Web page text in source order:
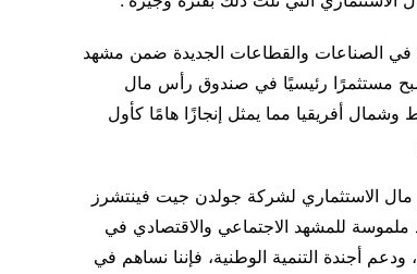
في الصناعات والقطاعات الجديدة ضمن مشهد
مستثمرًا رئيسيًا في صندوق رأس مال
أفريقيا مما يمثل إنجازًا هامًا كأول
الاستثماري لشركة جولدن جيت فينتشرز
للمشهد الاجتماعي والاقتصادي في
أجندة التنمية الوطنية، فإننا نساهم في